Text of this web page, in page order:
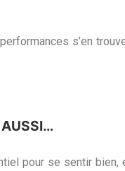
s’en
AUSSI…
pour se sentir